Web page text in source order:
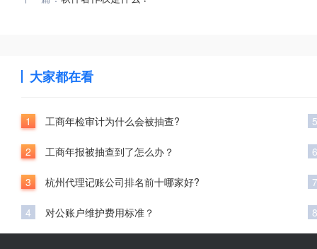
大家都在看
1 工商年检审计为什么会被抽查?
2 工商年报被抽查到了怎么办？
3 杭州代理记账公司排名前十哪家好?
4 对公账户维护费用标准？
5
6
7
8